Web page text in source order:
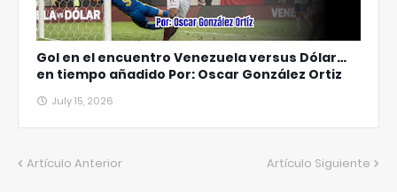
Gol en el encuentro Venezuela versus Dólar…
en tiempo añadido Por: Oscar González Ortiz
July 15, 2026
Artículo Anterior Artículo Siguiente